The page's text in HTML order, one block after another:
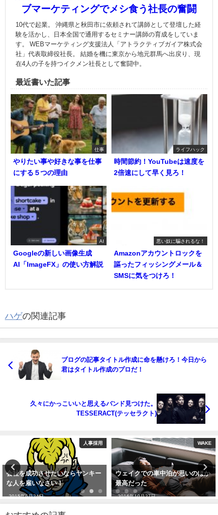
ブマーケティングでメシ食う社長の奮闘
10代で起業。 沖縄県と秋田市に依頼されて講師として登壇した経
験を活かし、日本全国で通用するセミナー講師の育成をしていま
す。 WEBマーケティング支援法人「アトラクティブガイア株式会
社」代表取締役社長。 結婚を機に東京から地元群馬へ出戻り、現
在4人の子を持つイクメン社長として奮闘中。
最近書いた記事
仕事
やりたい事や好きな事を仕事
にする５つの理由
ライフハック
時間節約！YouTubeは速度を
2倍速にして早く見ろ！
AI
Googleの新しい画像生成
AI「ImageFX」の使い方解説
悪い奴に騙されるな！
Amazonアカウントロックを
謳ったフィッシングメール＆
SMSに気をつけろ！
ハゲの関連記事
ブログの記事タイトル作成に命を懸けろ！今日から
君はタイトル作成のプロだ！
久々にかっこいいと思えるバンド見つけた。
TESSERACT(テッセラクト)
WAKE
ウェイクでの車中泊が思いのほか
最高だった
2016年10月27日
暮らし
ドライブスルー洗車機ってどう操
作するの？セルフ洗車機の使い方
2017年2月27日